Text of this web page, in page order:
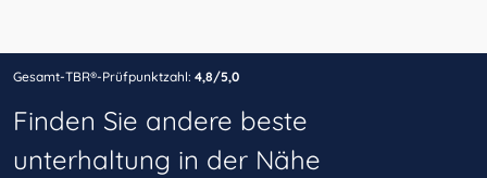
Gesamt-TBR®-Prüfpunktzahl: 4,8/5,0
Finden Sie andere beste
unterhaltung in der Nähe